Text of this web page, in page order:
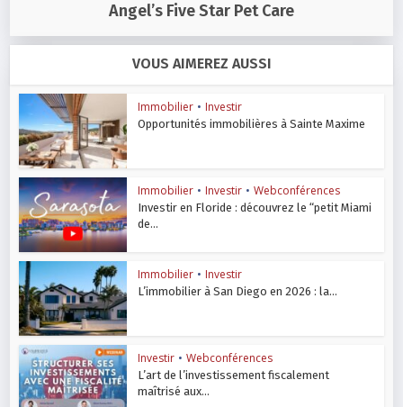
Angel’s Five Star Pet Care
VOUS AIMEREZ AUSSI
Immobilier • Investir
Opportunités immobilières à Sainte Maxime
Immobilier • Investir • Webconférences
Investir en Floride : découvrez le “petit Miami
de...
Immobilier • Investir
L’immobilier à San Diego en 2026 : la...
Investir • Webconférences
L’art de l’investissement fiscalement
maîtrisé aux...